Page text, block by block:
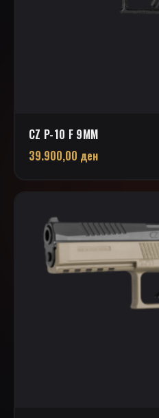
CZ P-10 F 9MM
39.900,00 ден